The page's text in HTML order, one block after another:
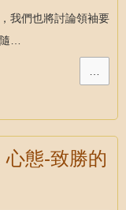
我們也將討論領袖要
隨…
…
態-致勝的